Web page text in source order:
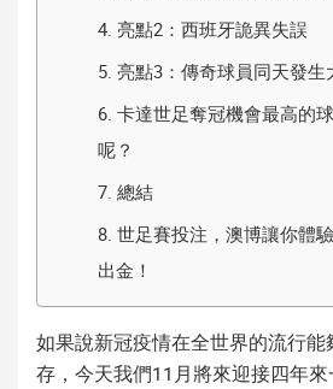
4. 亮點2：西班牙詭異失誤
5. 亮點3：傳奇球員同天發生
6. 卡達世足奪冠機會最高的
呢？
7. 總結
8. 世足賽投注，澳博讓你體
出金！
如果說新冠疫情在全世界的流行
存，今天我們11月將來迎接四年來